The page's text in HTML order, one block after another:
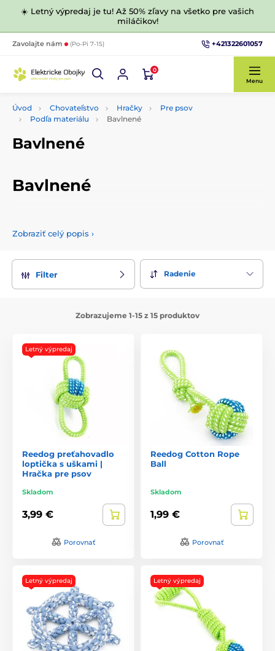
☀️ Letný výpredaj je tu! Až 50% zľavy na všetko pre vašich
miláčikov!
Zavolajte nám (Po-Pi 7-15) +421322601057
0
Menu
Úvod Chovateľstvo Hračky
Pre psov
Podľa materiálu
Bavlnené
Bavlnené
Bavlnené
vašich štvornohých miláčikov.
Zobraziť celý popis ›
Filter Radenie
Zobrazujeme 1-15 z 15 produktov
Letný výpredaj
Reedog preťahovadlo
loptička s uškami |
Hračka pre psov
Skladom
3,99 €
Porovnať
Reedog Cotton Rope
Ball
Skladom
1,99 €
Porovnať
Letný výpredaj Letný výpredaj